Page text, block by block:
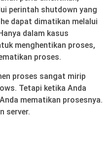
perintah shutdown yang
dapat dimatikan melalui
dalam kasus
menghentikan proses,
proses.
proses sangat mirip
Tetapi ketika Anda
mematikan prosesnya.
server.